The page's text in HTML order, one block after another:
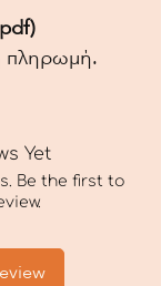
πληρωμή.
Yet
Be the first to